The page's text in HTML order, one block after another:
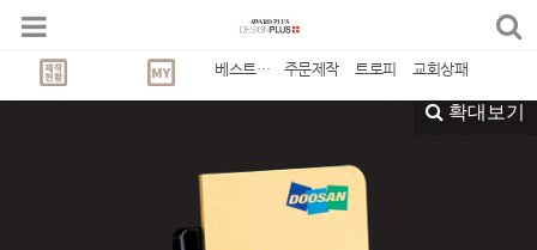
베스트상품 주문제작 트로피 교회상패
베스트상품